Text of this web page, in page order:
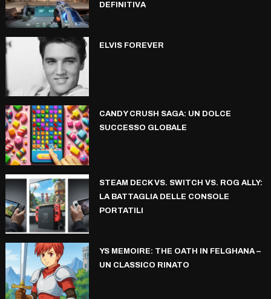
DEFINITIVA
ELVIS FOREVER
CANDY CRUSH SAGA: UN DOLCE
SUCCESSO GLOBALE
STEAM DECK VS. SWITCH VS. ROG ALLY:
LA BATTAGLIA DELLE CONSOLE
PORTATILI
YS MEMOIRE: THE OATH IN FELGHANA –
UN CLASSICO RINATO